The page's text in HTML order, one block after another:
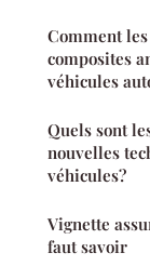
Comment
composites
véhicules
Quels sont
nouvelles
véhicules?
Vignette
faut savoir